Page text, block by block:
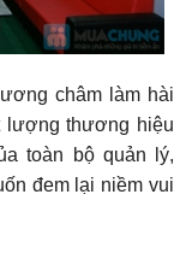
châm làm hài
lượng thương hiệu
toàn bộ quản lý,
đem lại niềm vui